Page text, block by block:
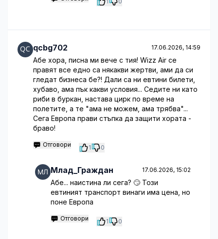
qcbg702 17.06.2026, 14:59
Абе хора, писна ми вече с тия! Wizz Air се
правят все едно са някакви жертви, ами да си
гледат бизнеса бе?! Дали са ни евтини билети,
хубаво, ама пък какви условия... Седите ни като
риби в буркан, настава цирк по време на
полетите, а те "ама не можем, ама трябва"...
Сега Европа прави стъпка да защити хората -
браво!
Отговори 1 0
Млад_Граждан 17.06.2026, 15:02
Абе... наистина ли сега? 🙄 Този
евтиният транспорт винаги има цена, но
поне Европа
Отговори 1 0